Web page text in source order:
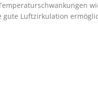
Luftzirkulation